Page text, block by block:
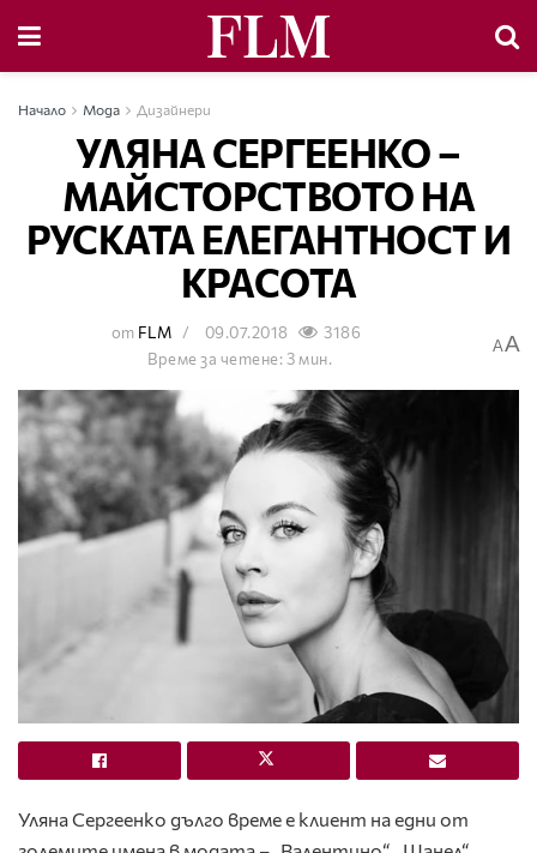
Начало Мода Дизайнери
УЛЯНА СЕРГЕЕНКО –
МАЙСТОРСТВОТО НА
РУСКАТА ЕЛЕГАНТНОСТ И
КРАСОТА
от FLM 09.07.2018
3186
Време за четене: 3 мин.
AA
Уляна Сергеенко дълго време е клиент на едни от